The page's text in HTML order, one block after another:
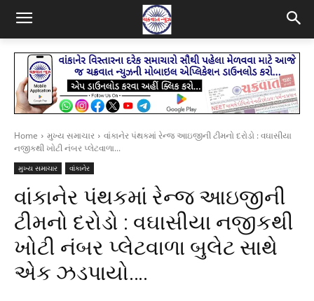
Home મુખ્ય સમાચાર
વાંકાનેર પંથકમાં રેન્જ આઇજીની ટીમનો દરોડો : વઘાસીયા
નજીકથી ખોટી નંબર પ્લેટવાળા...
મુખ્ય સમાચાર વાંકાનેર
વાંકાનેર પંથકમાં રેન્જ આઇજીની
ટીમનો દરોડો : વઘાસીયા નજીકથી
ખોટી નંબર પ્લેટવાળા બુલેટ સાથે
એક ઝડપાયો….